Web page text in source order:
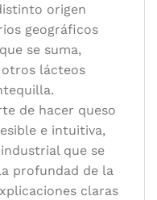
origen
geográficos
se suma,
otros lácteos
de hacer queso
e intuitiva,
que se
profundad de la
claras